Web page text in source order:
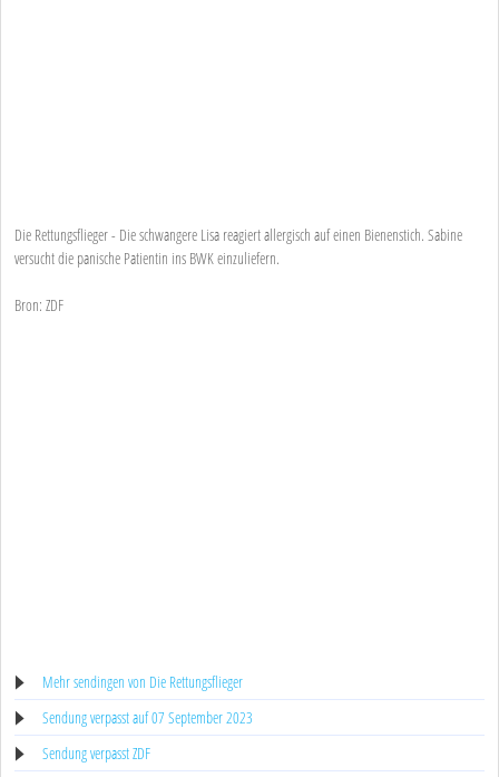
Die Rettungsflieger - Die schwangere Lisa reagiert allergisch auf einen Bienenstich. Sabine
versucht die panische Patientin ins BWK einzuliefern.
Bron: ZDF
Mehr sendingen von Die Rettungsflieger
Sendung verpasst auf 07 September 2023
Sendung verpasst ZDF